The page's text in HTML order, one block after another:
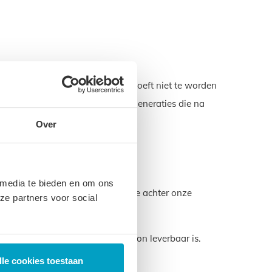
Over
te bieden en om ons
partners voor social
cookies toestaan
product dat lang meegaat hoeft niet te worden
voor het milieu voor de generaties die na
garantie laten we zien dat we achter onze
die u nodig hebt ook gewoon leverbaar is.